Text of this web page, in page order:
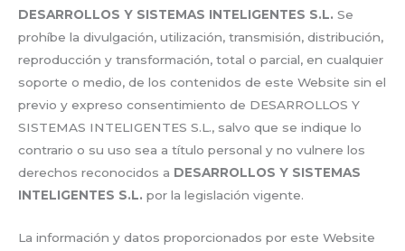
DESARROLLOS Y SISTEMAS INTELIGENTES S.L. Se
prohíbe la divulgación, utilización, transmisión, distribución,
reproducción y transformación, total o parcial, en cualquier
soporte o medio, de los contenidos de este Website sin el
previo y expreso consentimiento de DESARROLLOS Y
SISTEMAS INTELIGENTES S.L., salvo que se indique lo
contrario o su uso sea a título personal y no vulnere los
derechos reconocidos a DESARROLLOS Y SISTEMAS
INTELIGENTES S.L. por la legislación vigente.
La información y datos proporcionados por este Website